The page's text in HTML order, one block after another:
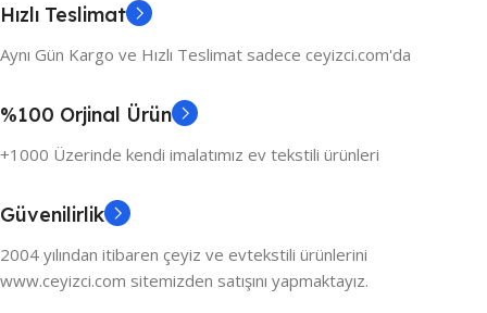
Hızlı Teslimat
Aynı Gün Kargo ve Hızlı Teslimat sadece ceyizci.com'da
%100 Orjinal Ürün
+1000 Üzerinde kendi imalatımız ev tekstili ürünleri
Güvenilirlik
2004 yılından itibaren çeyiz ve evtekstili ürünlerini
www.ceyizci.com sitemizden satışını yapmaktayız.